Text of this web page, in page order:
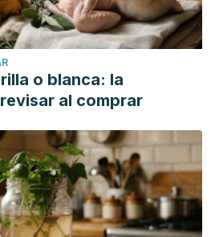
o blanca: la
al comprar